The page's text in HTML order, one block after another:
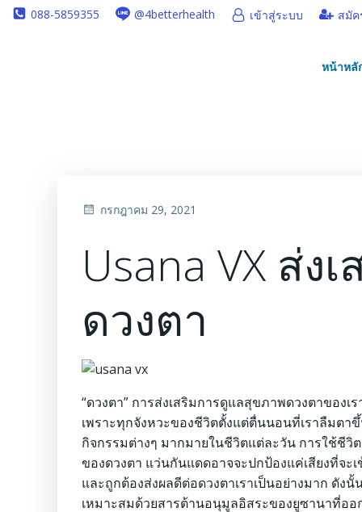
Skip 088-5859355 @4betterhealth เข้าสู่ระบบ สมั
หน้าหลั
กรกฎาคม 29, 2021
Usana VX ส่
ดวงตา
“ดวงตา” การส่งเสริมการดูแลสุขภาพดวงตาของ
เพราะทุกจังหวะของชีวิตตั้งแต่ตื่นนอนที่เราลืมตา
กิจกรรมต่างๆ มากมายในชีวิตแต่ละวัน การใช้ชีวิ
ของดวงตา แว่นกันแดดอาจจะปกป้องแค่เสียงที่จะ
และถูกต้องส่งผลดีต่อดวงตาเราเป็นอย่างมาก ดัง
เหมาะสมด้วยสารต้านอนุมูลอิสระของยูซานาที่อ